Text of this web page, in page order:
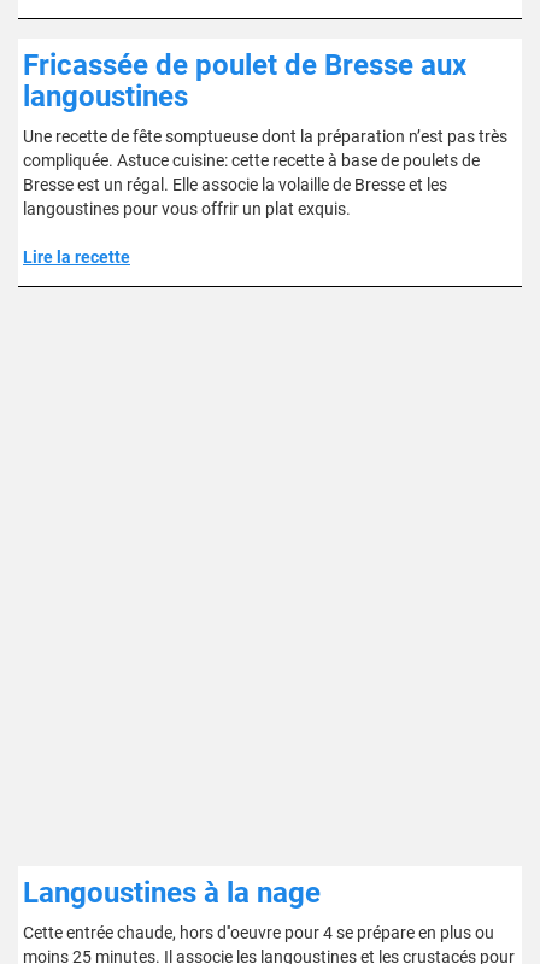
Fricassée de poulet de Bresse aux
langoustines
Une recette de fête somptueuse dont la préparation n’est pas très
compliquée. Astuce cuisine: cette recette à base de poulets de
Bresse est un régal. Elle associe la volaille de Bresse et les
langoustines pour vous offrir un plat exquis.
Lire la recette
Langoustines à la nage
Cette entrée chaude, hors d''oeuvre pour 4 se prépare en plus ou
moins 25 minutes. Il associe les langoustines et les crustacés pour